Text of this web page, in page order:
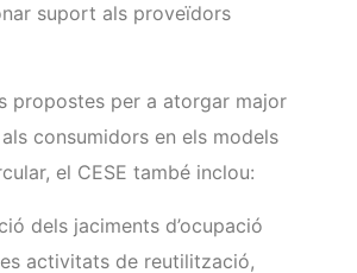
suport als proveïdors
propostes per a atorgar major
consumidors en els models
el CESE també inclou:
dels jaciments d’ocupació
activitats de reutilització,